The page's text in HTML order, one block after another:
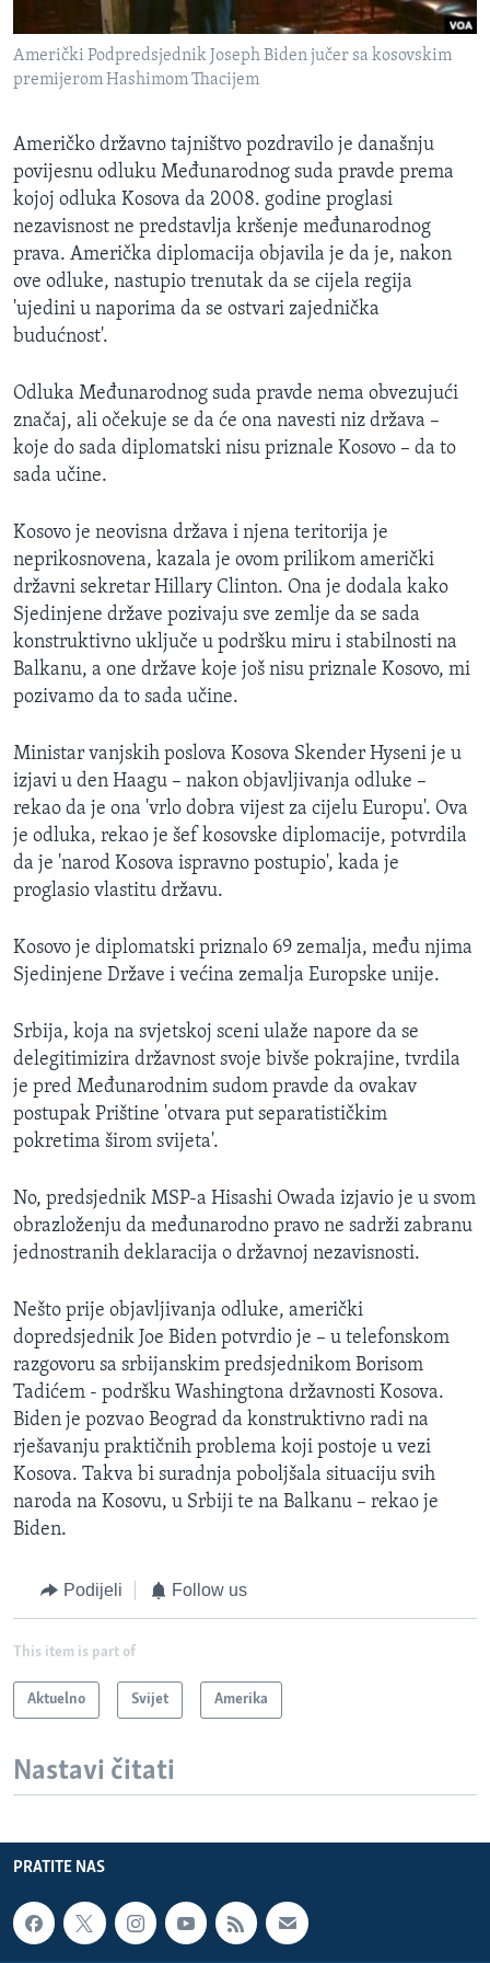
O GLASU AMERIKE
PRATITE NAS
Jezici
Američki Podpredsjednik Joseph Biden jučer sa kosovskim
premijerom Hashimom Thacijem
Američko državno tajništvo pozdravilo je današnju
povijesnu odluku Međunarodnog suda pravde prema
kojoj odluka Kosova da 2008. godine proglasi
nezavisnost ne predstavlja kršenje međunarodnog
prava. Američka diplomacija objavila je da je, nakon
ove odluke, nastupio trenutak da se cijela regija
'ujedini u naporima da se ostvari zajednička
budućnost'.
Odluka Međunarodnog suda pravde nema obvezujući
značaj, ali očekuje se da će ona navesti niz država –
koje do sada diplomatski nisu priznale Kosovo – da to
sada učine.
Kosovo je neovisna država i njena teritorija je
neprikosnovena, kazala je ovom prilikom američki
državni sekretar Hillary Clinton. Ona je dodala kako
Sjedinjene države pozivaju sve zemlje da se sada
konstruktivno uključe u podršku miru i stabilnosti na
Balkanu, a one države koje još nisu priznale Kosovo, mi
pozivamo da to sada učine.
Ministar vanjskih poslova Kosova Skender Hyseni je u
izjavi u den Haagu – nakon objavljivanja odluke –
rekao da je ona 'vrlo dobra vijest za cijelu Europu'. Ova
je odluka, rekao je šef kosovske diplomacije, potvrdila
da je 'narod Kosova ispravno postupio', kada je
proglasio vlastitu državu.
Kosovo je diplomatski priznalo 69 zemalja, među njima
Sjedinjene Države i većina zemalja Europske unije.
Srbija, koja na svjetskoj sceni ulaže napore da se
delegitimizira državnost svoje bivše pokrajine, tvrdila
je pred Međunarodnim sudom pravde da ovakav
postupak Prištine 'otvara put separatističkim
pokretima širom svijeta'.
No, predsjednik MSP-a Hisashi Owada izjavio je u svom
obrazloženju da međunarodno pravo ne sadrži zabranu
jednostranih deklaracija o državnoj nezavisnosti.
Nešto prije objavljivanja odluke, američki
dopredsjednik Joe Biden potvrdio je – u telefonskom
razgovoru sa srbijanskim predsjednikom Borisom
Tadićem - podršku Washingtona državnosti Kosova.
Biden je pozvao Beograd da konstruktivno radi na
rješavanju praktičnih problema koji postoje u vezi
Kosova. Takva bi suradnja poboljšala situaciju svih
naroda na Kosovu, u Srbiji te na Balkanu – rekao je
Biden.
Podijeli Follow us
This item is part of
Aktuelno Svijet Amerika
Nastavi čitati
PRATITE NAS